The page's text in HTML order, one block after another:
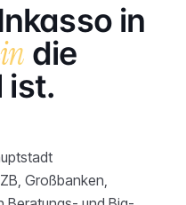
in
die
ist.
Großbanken,